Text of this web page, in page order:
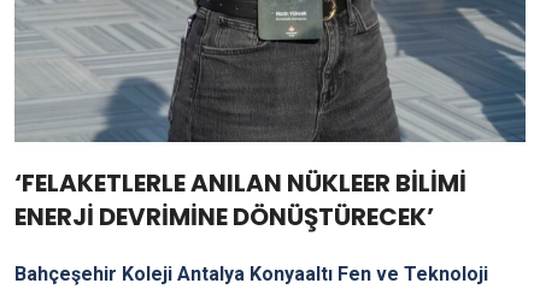
‘FELAKETLERLE ANILAN NÜKLEER BİLİMİ
ENERJİ DEVRİMİNE DÖNÜŞTÜRECEK’
Bahçeşehir Koleji Antalya Konyaaltı Fen ve Teknoloji